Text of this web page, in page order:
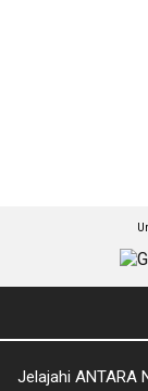
Jelajahi ANTARA